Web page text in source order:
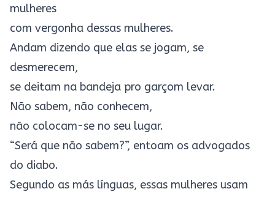
mulheres
com vergonha dessas mulheres.
Andam dizendo que elas se jogam, se
desmerecem,
se deitam na bandeja pro garçom levar.
Não sabem, não conhecem,
não colocam-se no seu lugar.
“Será que não sabem?”, entoam os advogados
do diabo.
Segundo as más línguas, essas mulheres usam